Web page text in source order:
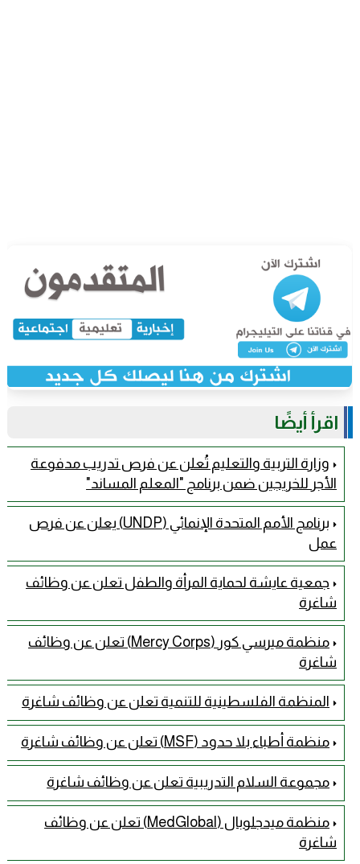
اقرأ أيضًا
وزارة التربية والتعليم تُعلن عن فرص تدريب مدفوعة
الأجر للخريجين ضمن برنامج "المعلم المساند"
برنامج الأمم المتحدة الإنمائي (UNDP) يعلن عن فرص
عمل
جمعية عايشة لحماية المرأة والطفل تعلن عن وظائف
شاغرة
منظمة ميرسي كور (Mercy Corps) تعلن عن وظائف
شاغرة
المنظمة الفلسطينية للتنمية تعلن عن وظائف شاغرة
منظمة أطباء بلا حدود (MSF) تعلن عن وظائف شاغرة
مجموعة السلام التدريبية تعلن عن وظائف شاغرة
منظمة ميدجلوبال (MedGlobal) تعلن عن وظائف
شاغرة